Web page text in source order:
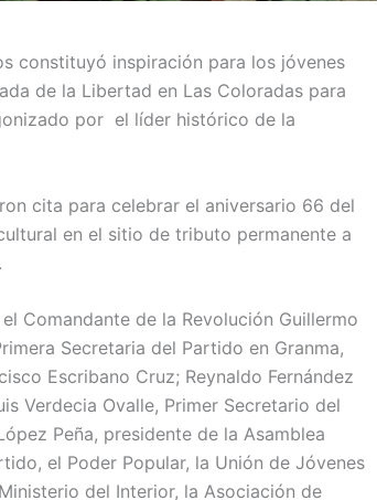
constituyó inspiración para los jóvenes
de la Libertad en Las Coloradas para
por el líder histórico de la
cita para celebrar el aniversario 66 del
en el sitio de tributo permanente a
Comandante de la Revolución Guillermo
Secretaria del Partido en Granma,
Escribano Cruz; Reynaldo Fernández
Verdecia Ovalle, Primer Secretario del
Peña, presidente de la Asamblea
el Poder Popular, la Unión de Jóvenes
del Interior, la Asociación de